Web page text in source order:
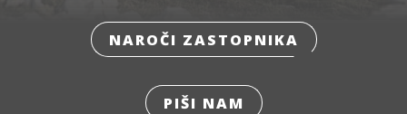
NAROČI ZASTOPNIKA
PIŠI NAM